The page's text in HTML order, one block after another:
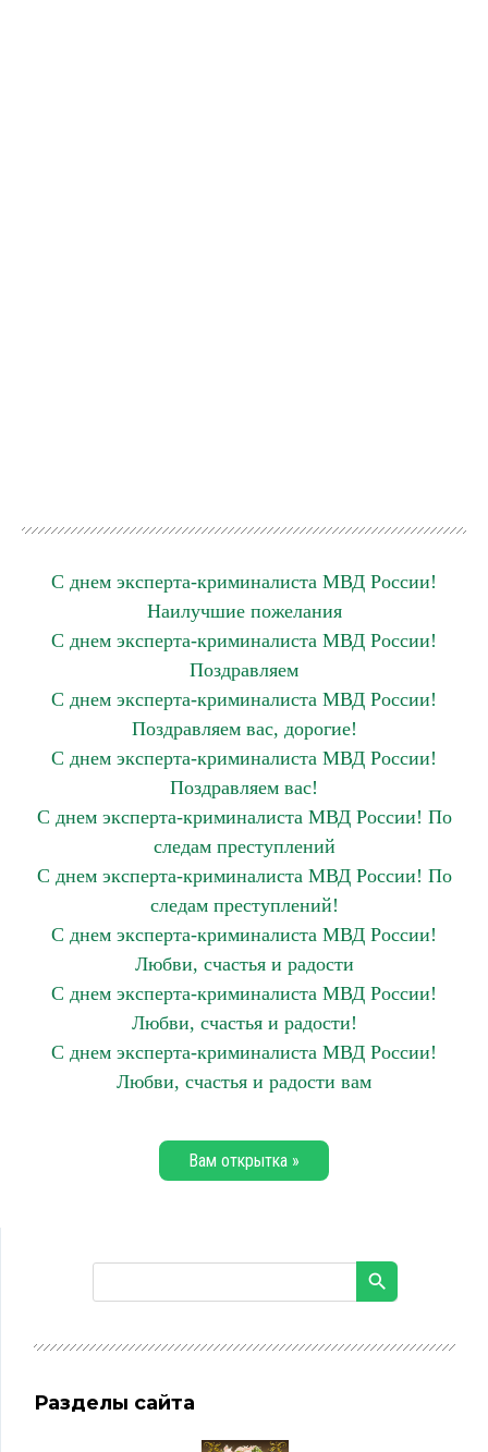
С днем эксперта-криминалиста МВД России!
Наилучшие пожелания
С днем эксперта-криминалиста МВД России!
Поздравляем
С днем эксперта-криминалиста МВД России!
Поздравляем вас, дорогие!
С днем эксперта-криминалиста МВД России!
Поздравляем вас!
С днем эксперта-криминалиста МВД России! По
следам преступлений
С днем эксперта-криминалиста МВД России! По
следам преступлений!
С днем эксперта-криминалиста МВД России!
Любви, счастья и радости
С днем эксперта-криминалиста МВД России!
Любви, счастья и радости!
С днем эксперта-криминалиста МВД России!
Любви, счастья и радости вам
Вам открытка »
Разделы сайта